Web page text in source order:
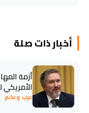
أخبار ذات صلة
أزمة
عرب وعالم